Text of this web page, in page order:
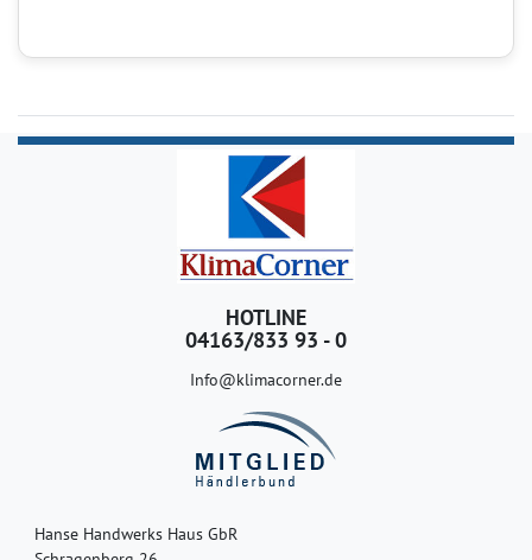
HOTLINE
04163/833 93 - 0
Info@klimacorner.de
Hanse Handwerks Haus GbR